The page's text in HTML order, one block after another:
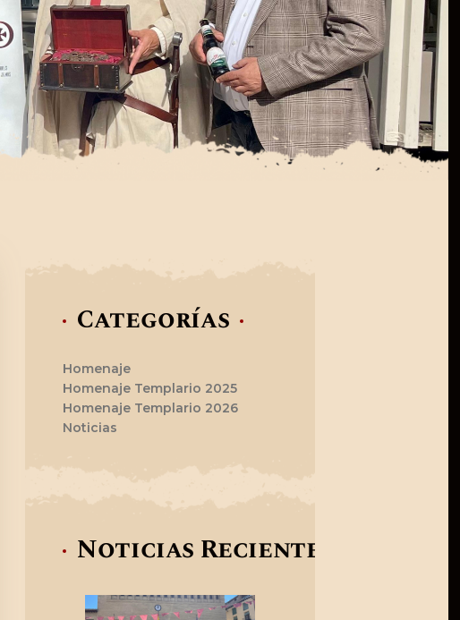
Categorías
Homenaje
Homenaje Templario 2025
Homenaje Templario 2026
Noticias
Noticias Recientes